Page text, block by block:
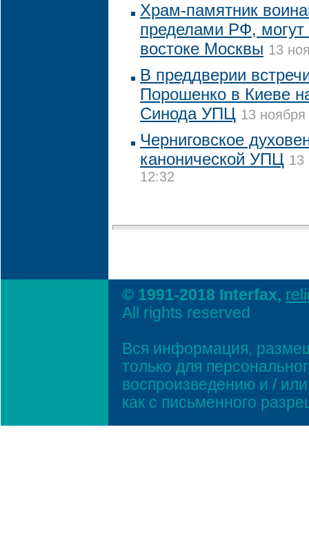
Храм-памятник
пределами РФ, могут
востоке Москвы 13
В преддверии
Порошенко в Киеве
Синода УПЦ 13
Черниговское
канонической УПЦ 13
12:32
© 1991-2018 Interfax,
All rights reserved
Вся информация,
только для
воспроизведению и /
как с письменного